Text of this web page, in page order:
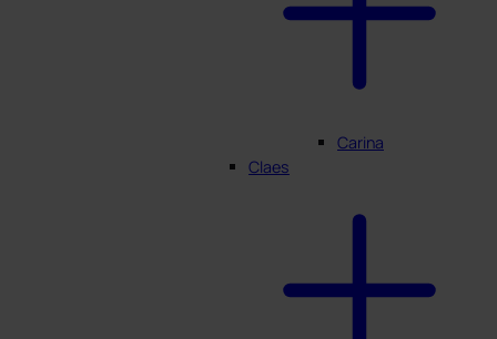
Carina
Claes